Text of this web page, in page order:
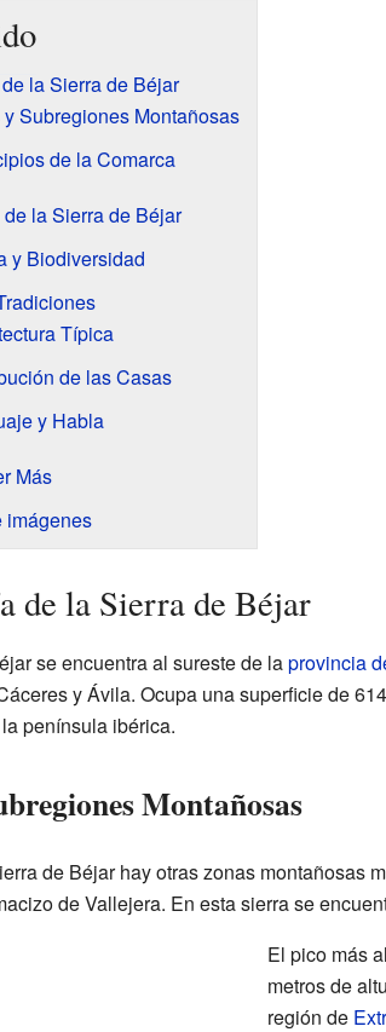
la Sierra de Béjar
Subregiones Montañosas
de la Comarca
la Sierra de Béjar
y Biodiversidad
Típica
de las Casas
y Habla
Más
imágenes
de la Sierra de Béjar
se encuentra al sureste de laprovincia
y Ávila. Ocupa una superficie de
península ibérica.
Montañosas
de Béjar hay otras zonas montañosas
de Vallejera. En esta sierra se
El pico más
metros de
región de